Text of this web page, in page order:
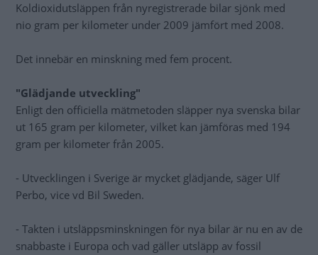
Koldioxidutsläppen från nyregistrerade bilar sjönk med
nio gram per kilometer under 2009 jämfört med 2008.
Det innebär en minskning med fem procent.
"Glädjande utveckling"
Enligt den officiella mätmetoden släpper nya svenska bilar
ut 165 gram per kilometer, vilket kan jämföras med 194
gram per kilometer från 2005.
- Utvecklingen i Sverige är mycket glädjande, säger Ulf
Perbo, vice vd Bil Sweden.
- Takten i utsläppsminskningen för nya bilar är nu en av de
snabbaste i Europa och vad gäller utsläpp av fossil